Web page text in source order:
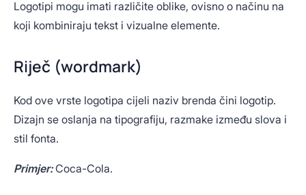
Logotipi mogu imati različite oblike, ovisno o načinu na
koji kombiniraju tekst i vizualne elemente.
Riječ (wordmark)
Kod ove vrste logotipa cijeli naziv brenda čini logotip.
Dizajn se oslanja na tipografiju, razmake između slova i
stil fonta.
Primjer:Coca-Cola.